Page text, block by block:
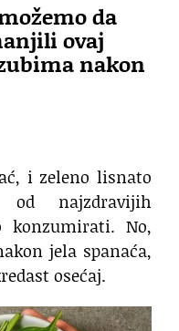
da
ovaj
nakon
i zeleno lisnato
od najzdravijih
konzumirati. No,
jela spanaća,
osećaj.